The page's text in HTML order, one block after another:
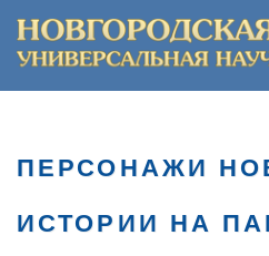
ПЕРСОНАЖИ
ИСТОРИИ НА